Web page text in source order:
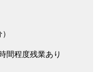
間程度残業あり